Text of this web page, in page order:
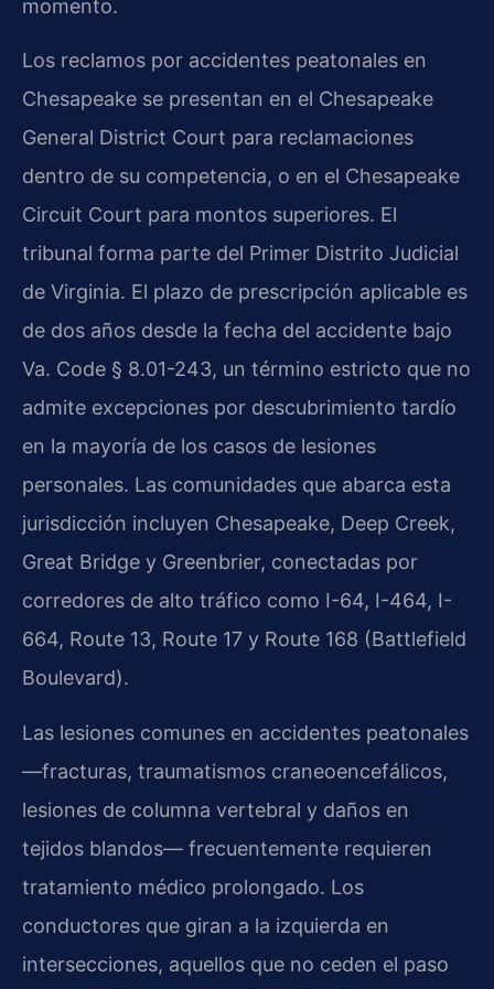
momento.
Los reclamos por accidentes peatonales en
Chesapeake se presentan en el Chesapeake
General District Court para reclamaciones
dentro de su competencia, o en el Chesapeake
Circuit Court para montos superiores. El
tribunal forma parte del Primer Distrito Judicial
de Virginia. El plazo de prescripción aplicable es
de dos años desde la fecha del accidente bajo
Va. Code § 8.01-243, un término estricto que no
admite excepciones por descubrimiento tardío
en la mayoría de los casos de lesiones
personales. Las comunidades que abarca esta
jurisdicción incluyen Chesapeake, Deep Creek,
Great Bridge y Greenbrier, conectadas por
corredores de alto tráfico como I-64, I-464, I-
664, Route 13, Route 17 y Route 168 (Battlefield
Boulevard).
Las lesiones comunes en accidentes peatonales
—fracturas, traumatismos craneoencefálicos,
lesiones de columna vertebral y daños en
tejidos blandos— frecuentemente requieren
tratamiento médico prolongado. Los
conductores que giran a la izquierda en
intersecciones, aquellos que no ceden el paso